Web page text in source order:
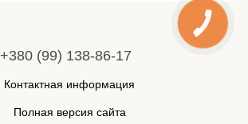
+380 (99) 138-86-17
Контактная информация
Полная версия сайта